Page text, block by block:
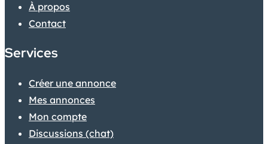
À propos
Contact
Services
Créer une annonce
Mes annonces
Mon compte
Discussions (chat)